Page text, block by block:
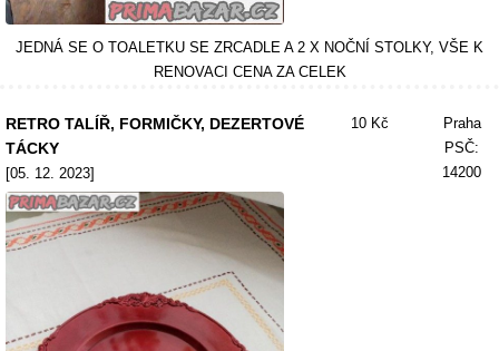
JEDNÁ SE O TOALETKU SE ZRCADLE A 2 X NOČNÍ STOLKY, VŠE K
RENOVACI CENA ZA CELEK
RETRO TALÍŘ, FORMIČKY, DEZERTOVÉ
TÁCKY
[05. 12. 2023]
10 Kč
Praha
PSČ:
14200